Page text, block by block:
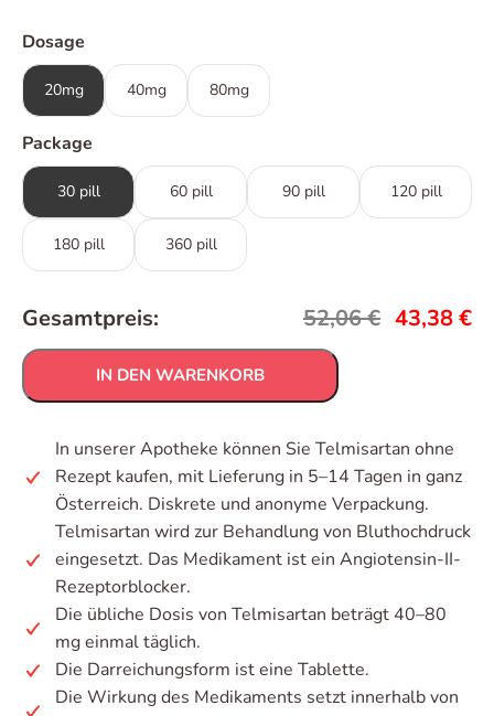
Dosage
20mg 40mg 80mg
Package
30 pill 60 pill 90 pill 120 pill
180 pill 360 pill
Gesamtpreis: 52,06€ 43,38€
IN DEN WARENKORB
In unserer Apotheke können Sie Telmisartan ohne
Rezept kaufen, mit Lieferung in 5–14 Tagen in ganz
Österreich. Diskrete und anonyme Verpackung.
Telmisartan wird zur Behandlung von Bluthochdruck
eingesetzt. Das Medikament ist ein Angiotensin-II-
Rezeptorblocker.
Die übliche Dosis von Telmisartan beträgt 40–80
mg einmal täglich.
Die Darreichungsform ist eine Tablette.
Die Wirkung des Medikaments setzt innerhalb von